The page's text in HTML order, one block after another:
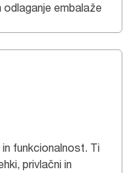
embalaže
funkcionalnost. Ti
privlačni in